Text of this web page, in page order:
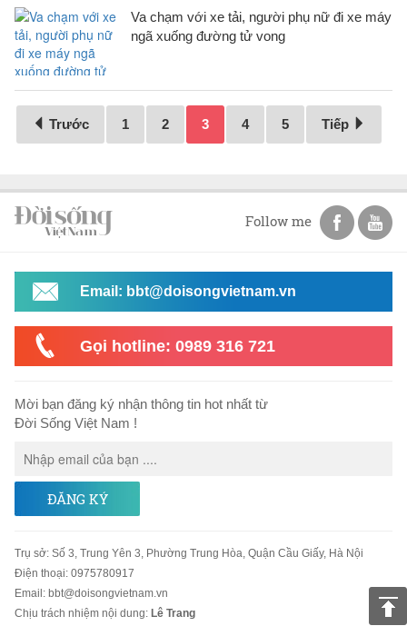
Va chạm với xe tải, người phụ nữ đi xe máy
ngã xuống đường tử vong
Trước 1 2 3 4 5 Tiếp
Follow me
Email: bbt@doisongvietnam.vn
Gọi hotline: 0989 316 721
Mời bạn đăng ký nhận thông tin hot nhất từ
Đời Sống Việt Nam !
ĐĂNG KÝ
Trụ sở: Số 3, Trung Yên 3, Phường Trung Hòa, Quận Cầu Giấy, Hà Nội
Điện thoại: 0975780917
Email : bbt@doisongvietnam.vn
Chịu trách nhiệm nội dung: Lê Trang